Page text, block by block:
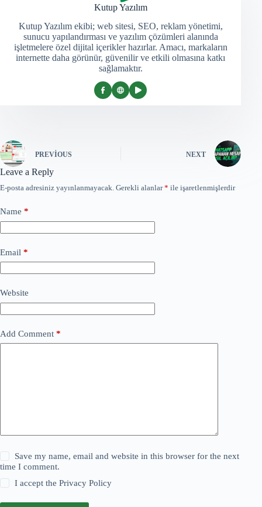
Kutup Yazılım
Kutup Yazılım ekibi; web sitesi, SEO, reklam yönetimi,
sunucu yapılandırması ve yazılım çözümleri alanında
işletmelere özel dijital içerikler hazırlar. Amacı, markaların
internette daha görünür, güvenilir ve etkili olmasına katkı
sağlamaktır.
PREVIOUS NEXT
Leave a Reply
E-posta adresiniz yayınlanmayacak. Gerekli alanlar* ile işaretlenmişlerdir
Name *
Email *
Website
Add Comment *
Save my name, email and website in this browser for the next
time I comment.
I accept thePrivacy Policy